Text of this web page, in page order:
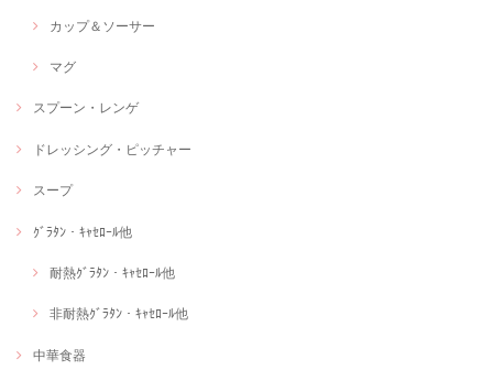
カップ＆ソーサー
マグ
スプーン・レンゲ
ドレッシング・ピッチャー
スープ
ｸﾞﾗﾀﾝ・ｷｬｾﾛｰﾙ他
耐熱ｸﾞﾗﾀﾝ・ｷｬｾﾛｰﾙ他
非耐熱ｸﾞﾗﾀﾝ・ｷｬｾﾛｰﾙ他
中華食器